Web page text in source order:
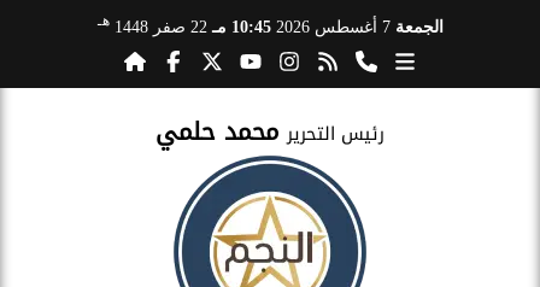
الجمعة 7 أغسطس 2026 10:45 مـ 22 صفر 1448 هـ
رئيس التحرير محمد حلمي